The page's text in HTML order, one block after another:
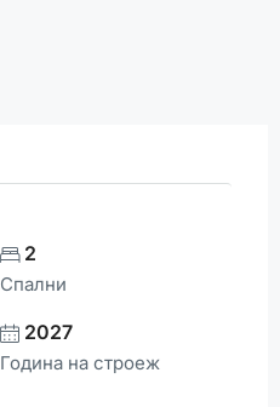
2
Спални
2027
Година на строеж